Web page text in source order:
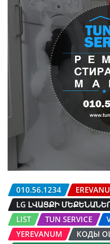
010.56.1234
LG ԼՎԱՑՔԻ
LIST
TUN SERVICE
YEREVANUM
КОДЫ